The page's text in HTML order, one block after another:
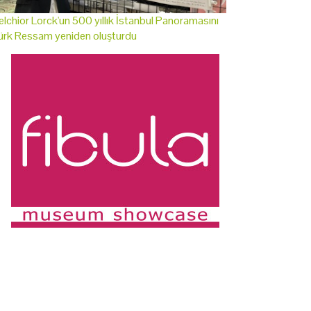
Lorck'un 500 yıllık İstanbul Panoramasını
Ressam yeniden oluşturdu